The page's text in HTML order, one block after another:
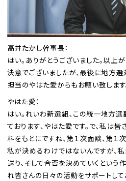
高井たかし幹事長：
はい。ありがとうございました。以
決意でございましたが、最後に地方
担当のやはた愛からもお願い致します
やはた愛：
はい。れいわ新選組、この統一地方
ております、やはた愛です。で、私は
料をもとにですね、第１次面談、第１
私が決めるわけではないんですが、
送り、そして合否を決めていくという
れ皆さんの日々の活動をサポートして